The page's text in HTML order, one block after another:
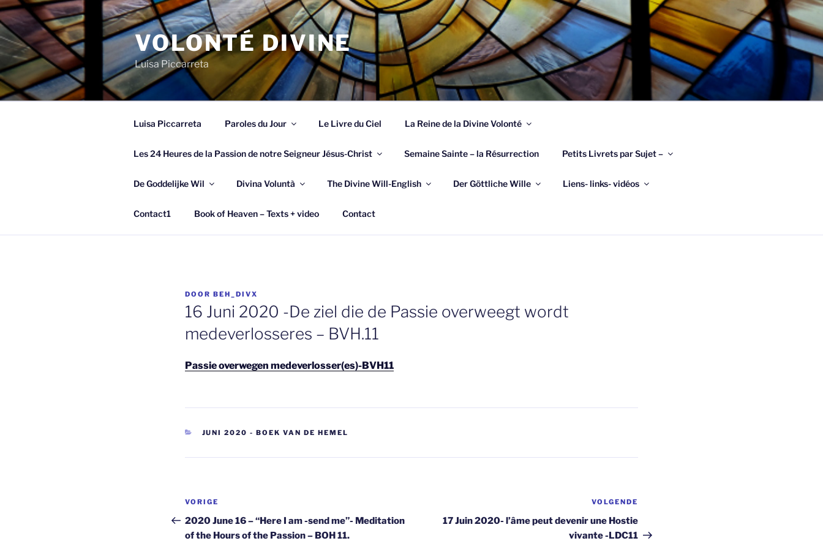
Spring
naar
de
inhoud
VOLONTÉ DIVINE
Luisa Piccarreta
Luisa Piccarreta Paroles du Jour Le Livre du Ciel La Reine de la Divine Volonté
Les 24 Heures de la Passion de notre Seigneur Jésus-Christ Semaine Sainte – la Résurrection Petits Livrets par Sujet –
De Goddelijke Wil Divina Voluntà The Divine Will-English Der Göttliche Wille Liens- links- vidéos
Contact1 Book of Heaven – Texts + video Contact
GEPLAATST
OP
DOOR BEH_DIVX
16 Juni 2020 -De ziel die de Passie overweegt wordt
medeverlosseres – BVH.11
Passie overwegen medeverlosser(es)-BVH11
CATEGORIEËN
JUNI 2020 - BOEK VAN DE HEMEL
Berichtnavigatie
Vorig
bericht
VORIGE
2020 June 16 – “Here I am -send me”- Meditation
of the Hours of the Passion – BOH 11.
bericht
VOLGENDE
17 Juin 2020- l’âme peut devenir une Hostie
vivante -LDC11